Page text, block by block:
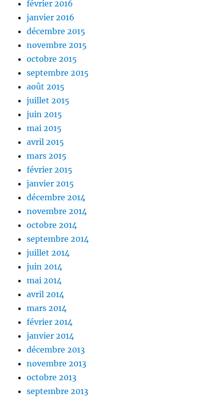
février 2016
janvier 2016
décembre 2015
novembre 2015
octobre 2015
septembre 2015
août 2015
juillet 2015
juin 2015
mai 2015
avril 2015
mars 2015
février 2015
janvier 2015
décembre 2014
novembre 2014
octobre 2014
septembre 2014
juillet 2014
juin 2014
mai 2014
avril 2014
mars 2014
février 2014
janvier 2014
décembre 2013
novembre 2013
octobre 2013
septembre 2013